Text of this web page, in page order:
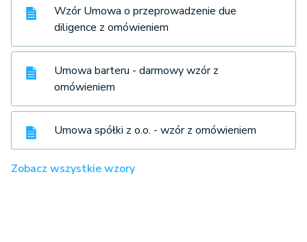
Wzór Umowa o przeprowadzenie due
diligence z omówieniem
Umowa barteru - darmowy wzór z
omówieniem
Umowa spółki z o.o. - wzór z omówieniem
Zobacz wszystkie wzory